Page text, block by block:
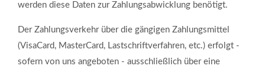
werden diese Daten zur Zahlungsabwicklung benötigt.
Der Zahlungsverkehr über die gängigen Zahlungsmittel
(VisaCard, MasterCard, Lastschriftverfahren, etc.) erfolgt -
sofern von uns angeboten - ausschließlich über eine